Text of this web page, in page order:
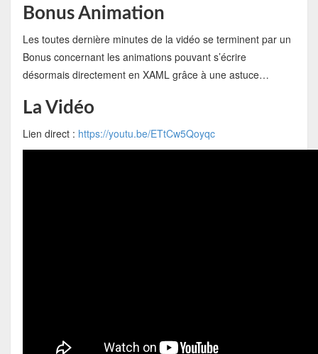
Bonus Animation
Les toutes dernière minutes de la vidéo se terminent par un
Bonus concernant les animations pouvant s’écrire
désormais directement en XAML grâce à une astuce…
La Vidéo
Lien direct : https://youtu.be/ETtCw5Qoyqc